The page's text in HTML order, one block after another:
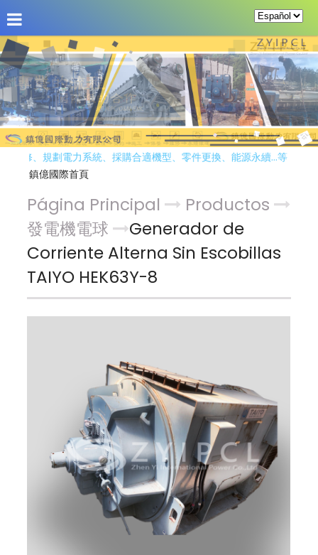
Acerca de Nosotros Página
、規劃電力系統、採購合適機型、零件更換、能源永續…等，只要您
鎮億國際首頁
Página Principal
Productos
發電機電球
Generador de
Corriente Alterna Sin Escobillas
TAIYO HEK63Y-8